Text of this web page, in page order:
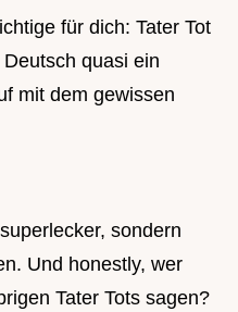
für dich: Tater Tot
quasi ein
mit dem gewissen
sondern
Und honestly, wer
Tater Tots sagen?